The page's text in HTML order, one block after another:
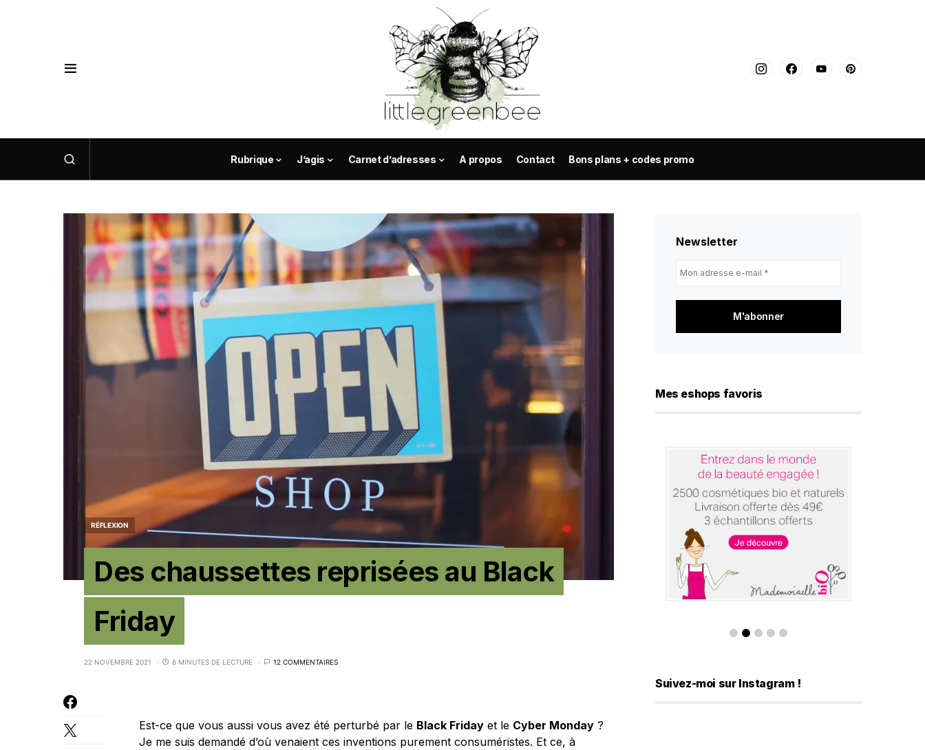
Rubrique J’agis Carnet d’adresses A propos Contact Bons plans + codes promo
RÉFLEXION
Des chaussettes reprisées au Black
Friday
22 NOVEMBRE 2021 6 MINUTES DE LECTURE 12 COMMENTAIRES
Est-ce que vous aussi vous avez été perturbé par le Black Friday et le Cyber Monday ?
Je me suis demandé d’où venaient ces inventions purement consuméristes. Et ce, à
Newsletter
Mes eshops favoris
Suivez-moi sur Instagram !